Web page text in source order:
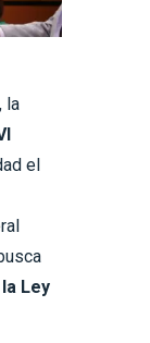
la
el
Ley